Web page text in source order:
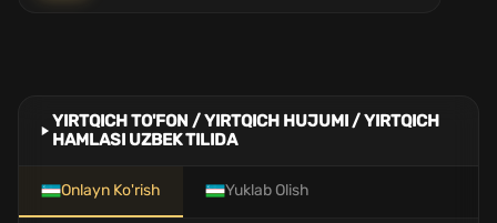
YIRTQICH TO'FON / YIRTQICH HUJUMI / YIRTQICH
HAMLASI UZBEK TILIDA
Onlayn Ko'rish Yuklab Olish